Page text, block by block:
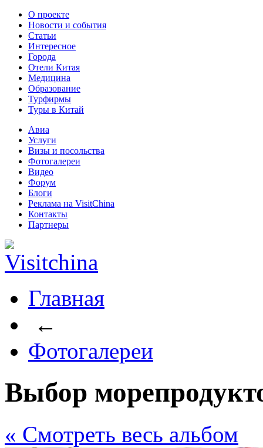
О проекте
Новости и события
Статьи
Интересное
Города
Отели Китая
Медицина
Образование
Турфирмы
Туры в Китай
Авиа
Услуги
Визы и посольства
Фотогалереи
Видео
Форум
Блоги
Реклама на VisitChina
Контакты
Партнеры
Главная
←
Фотогалереи
Выбор
« Cмотреть весь альбом